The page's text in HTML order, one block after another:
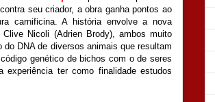
seu criador, a obra ganha pontos ao
carnificina. A história envolve a nova
Nicoli (Adrien Brody), ambos muito
DNA de diversos animais que resultam
genético de bichos com o de seres
experiência ter como finalidade estudos